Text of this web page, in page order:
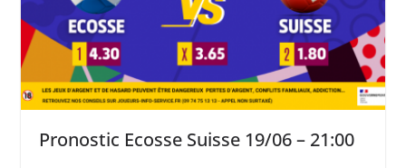
Pronostic Ecosse Suisse 19/06 – 21:00